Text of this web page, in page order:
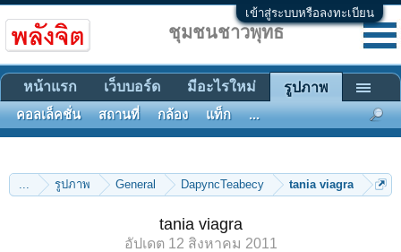
เข้าสู่ระบบหรือลงทะเบียน
... รูปภาพ General DapyncTeabecy tania viagra
tania viagra
อัปเดต 12 สิงหาคม 2011
ชุมชนชาวพุทธ
หน้าแรก เว็บบอร์ด มีอะไรใหม่ รูปภาพ
คอลเล็คชั่น สถานที่ กล้อง แท็ก ...